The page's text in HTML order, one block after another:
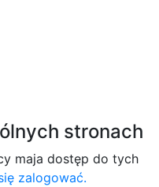
stronach
maja dostęp do tych
zalogować.